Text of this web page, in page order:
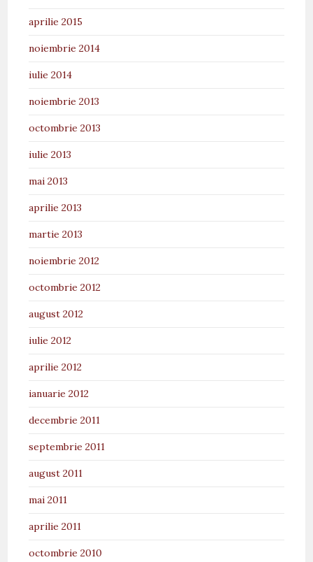
aprilie 2015
noiembrie 2014
iulie 2014
noiembrie 2013
octombrie 2013
iulie 2013
mai 2013
aprilie 2013
martie 2013
noiembrie 2012
octombrie 2012
august 2012
iulie 2012
aprilie 2012
ianuarie 2012
decembrie 2011
septembrie 2011
august 2011
mai 2011
aprilie 2011
octombrie 2010